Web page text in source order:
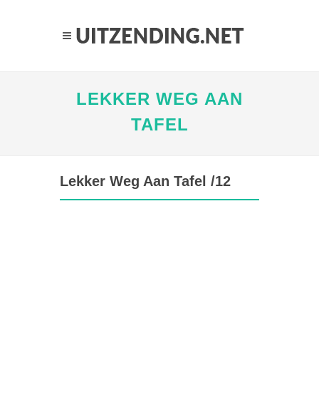
LEKKER WEG AAN
TAFEL
Lekker Weg Aan Tafel /12